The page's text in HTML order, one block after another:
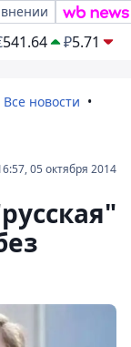
541.64 ₽5.71
Все новости
05 октября 2014